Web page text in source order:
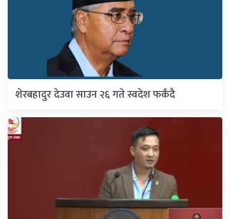
शेरबहादुर देउवा साउन २६ गते स्वदेश फर्कंदै